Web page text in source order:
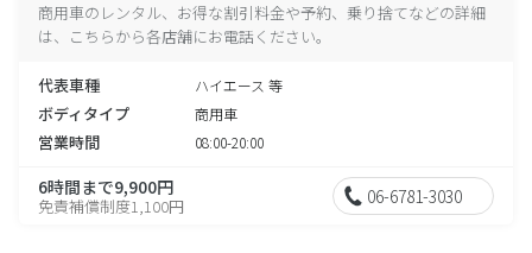
商用車のレンタル、お得な割引料金や予約、乗り捨てなどの詳細
は、こちらから各店舗にお電話ください。
代表車種 ハイエース 等
ボディタイプ 商用車
営業時間 08:00-20:00
6時間まで9,900円
免責補償制度1,100円 06-6781-3030